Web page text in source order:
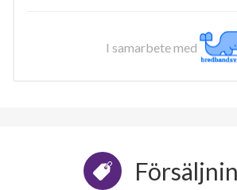
I samarbete med